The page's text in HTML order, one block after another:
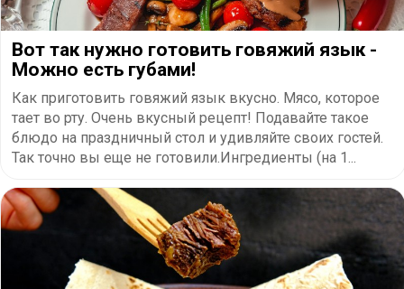
Вот так нужно готовить говяжий язык -
Можно есть губами!
Как приготовить говяжий язык вкусно. Мясо, которое
тает во рту. Очень вкусный рецепт! Подавайте такое
блюдо на праздничный стол и удивляйте своих гостей.
Так точно вы еще не готовили.Ингредиенты (на 1...